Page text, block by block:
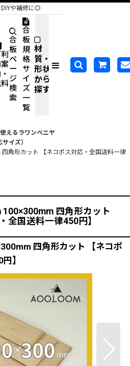
や補修に◎
合
板
ペ
ー
ジ
検
索
合
板
規
格
サ
イ
ズ
一
覧
材
質・
形状
から
探す
えるラワンベニヤ
イズ）
角形カット 【ネコポス対応・全国送料一律
四角形カット
全国送料一律450円】
四角形カット 【ネコポ
】